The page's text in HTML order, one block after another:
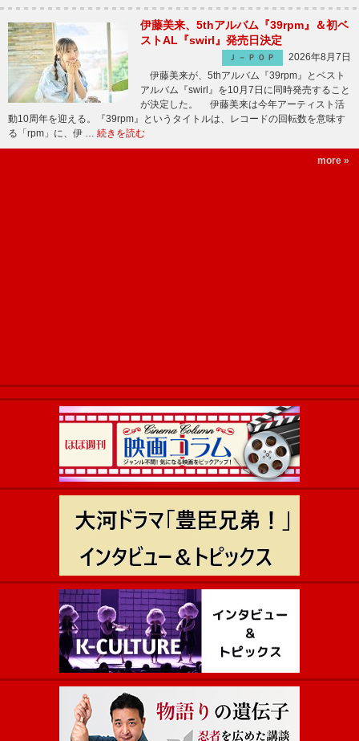
伊藤美来、5thアルバム『39rpm』＆初ベ
ストAL『swirl』発売日決定
Ｊ－ＰＯＰ
2026年8月7日
伊藤美来が、5thアルバム『39rpm』とベスト
アルバム『swirl』を10月7日に同時発売すること
が決定した。 伊藤美来は今年アーティスト活
動10周年を迎える。『39rpm』というタイトルは、レコードの回転数を意味す
る「rpm」に、伊 … 続きを読む
more »